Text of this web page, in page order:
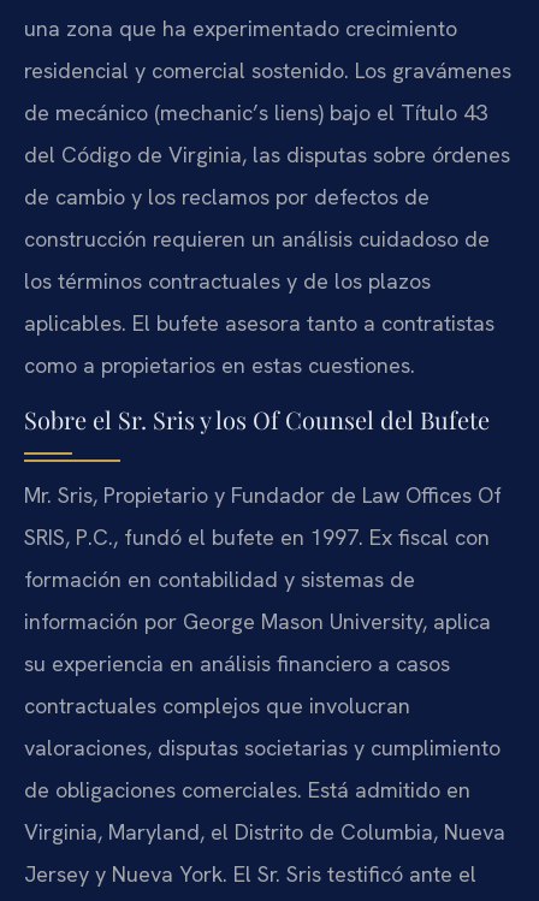
una zona que ha experimentado crecimiento
residencial y comercial sostenido. Los gravámenes
de mecánico (mechanic’s liens) bajo el Título 43
del Código de Virginia, las disputas sobre órdenes
de cambio y los reclamos por defectos de
construcción requieren un análisis cuidadoso de
los términos contractuales y de los plazos
aplicables. El bufete asesora tanto a contratistas
como a propietarios en estas cuestiones.
Sobre el Sr. Sris y los Of Counsel del Bufete
Mr. Sris, Propietario y Fundador de Law Offices Of
SRIS, P.C., fundó el bufete en 1997. Ex fiscal con
formación en contabilidad y sistemas de
información por George Mason University, aplica
su experiencia en análisis financiero a casos
contractuales complejos que involucran
valoraciones, disputas societarias y cumplimiento
de obligaciones comerciales. Está admitido en
Virginia, Maryland, el Distrito de Columbia, Nueva
Jersey y Nueva York. El Sr. Sris testificó ante el